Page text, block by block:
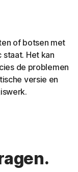
of botsen met
Het kan
de problemen
versie en